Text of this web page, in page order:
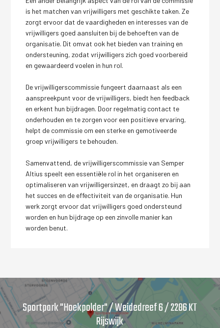
is het matchen van vrijwilligers met geschikte taken. Ze
zorgt ervoor dat de vaardigheden en interesses van de
vrijwilligers goed aansluiten bij de behoeften van de
organisatie. Dit omvat ook het bieden van training en
ondersteuning, zodat vrijwilligers zich goed voorbereid
en gewaardeerd voelen in hun rol.
De vrijwilligerscommissie fungeert daarnaast als een
aanspreekpunt voor de vrijwilligers, biedt hen feedback
en erkent hun bijdragen. Door regelmatig contact te
onderhouden en te zorgen voor een positieve ervaring,
helpt de commissie om een sterke en gemotiveerde
groep vrijwilligers te behouden.
Samenvattend, de vrijwilligerscommissie van Semper
Altius speelt een essentiële rol in het organiseren en
optimaliseren van vrijwilligersinzet, en draagt zo bij aan
het succes en de effectiviteit van de organisatie. Hun
werk zorgt ervoor dat vrijwilligers goed ondersteund
worden en hun bijdrage op een zinvolle manier kan
worden benut.
Sportpark "Hoekpolder" / Weidedreef 6 / 2286 KT
Rijswijk